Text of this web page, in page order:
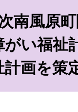
南風原
がい福祉
計画を策